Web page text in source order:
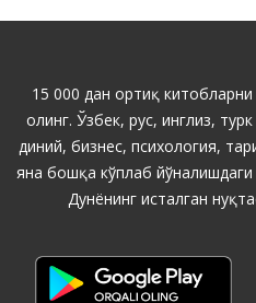
15 000 дан ортиқ
олинг. Ўзбек, рус, инглиз,
диний, бизнес, психология,
яна бошқа кўплаб
Дунёнинг исталган